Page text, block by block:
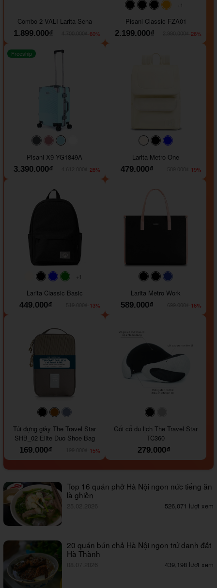
Combo 2 VALI Larita Sena
1.899.000₫
-60%
#000000#000000#000000
+1
Pisani Classic FZA01
2.199.000₫
-26%
#40454a#b76e79
Freeship
Pisani X9 YG1849A
3.390.000₫
-26%
#faf0e6#000000
Larita Metro One
479.000₫
-19%
#faf0e6#000000#0000FF
+1
Larita Classic Basic
449.000₫
-13%
#000000#000000
Larita Metro Work
589.000₫
-16%
#000000#964B00
Túi đựng giày The Travel Star
SHB_02 Elite Duo Shoe Bag
169.000₫
-15%
Gối cổ du lịch The Travel Star
TC360
279.000₫
Top 16 quán phở Hà Nội ngon nức tiếng ăn
là ghiền
25.02.2026 526,071 lượt xem
20 quán bún chả Hà Nội ngon trứ danh đất
Hà Thành
08.07.2026 439,198 lượt xem